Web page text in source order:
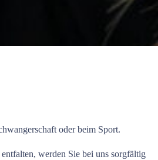
oder beim Sport.
werden Sie bei uns sorgfältig